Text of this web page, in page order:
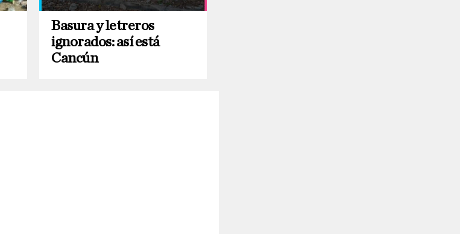
Basura y letreros
ignorados: así está
Cancún